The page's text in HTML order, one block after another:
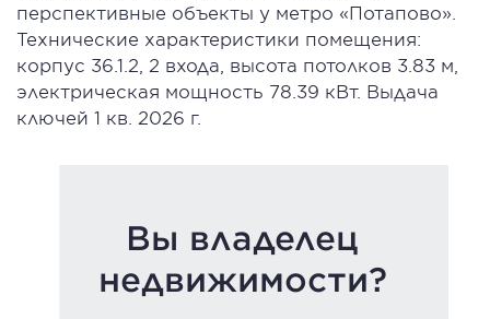
перспективные объекты у метро «Потапово».
Технические характеристики помещения:
корпус 36.1.2, 2 входа, высота потолков 3.83 м,
электрическая мощность 78.39 кВт. Выдача
ключей 1 кв. 2026 г.
Вы владелец
недвижимости?